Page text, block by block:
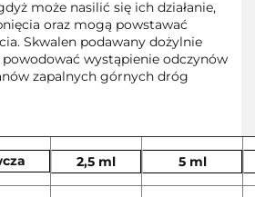
może nasilić się ich działanie,
oraz mogą powstawać
Skwalen podawany dożylnie
wystąpienie odczynów
zapalnych górnych dróg
2,5 ml 5 ml